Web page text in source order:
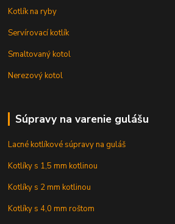
Kotlík na ryby
Servírovací kotlík
Smaltovaný kotol
Nerezový kotol
Súpravy na varenie gulášu
Lacné kotlíkové súpravy na guláš
Kotlíky s 1,5 mm kotlinou
Kotlíky s 2 mm kotlinou
Kotlíky s 4,0 mm roštom